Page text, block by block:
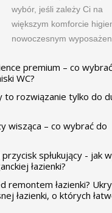
wybór, jeśli zależy Ci na
większym komforcie
nowoczesnym
premium – co wybrać
WC?
to rozwiązanie tylko do
wisząca – co wybrać do
spłukujący - jak
łazienki?
remontem łazienki?
łazienki, o których